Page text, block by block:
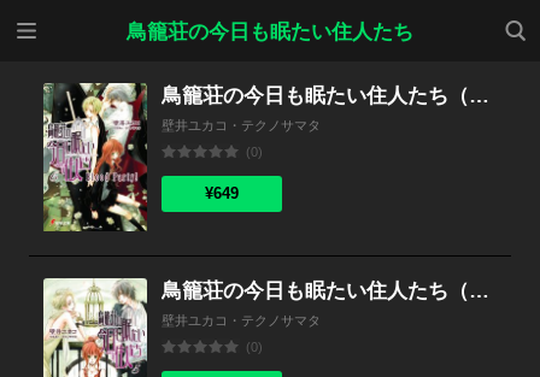
鳥籠荘の今日も眠たい住人たち
検索
鳥籠荘の今日も眠たい住人たち（6） Blood Party！
壁井ユカコ・テクノサマタ
(0)
¥649
鳥籠荘の今日も眠たい住人たち（5）
壁井ユカコ・テクノサマタ
(0)